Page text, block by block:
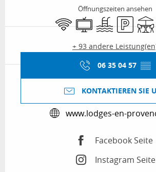
Öffnungszeiten ansehen
Wi-Fi FernsehenSchwimmbad
Parkplatz
+ 93 andere
06 35 04 57 ▒▒
KONTAKTIEREN SIE
www.lodges-en-
Facebook Seite
Instagram Seite